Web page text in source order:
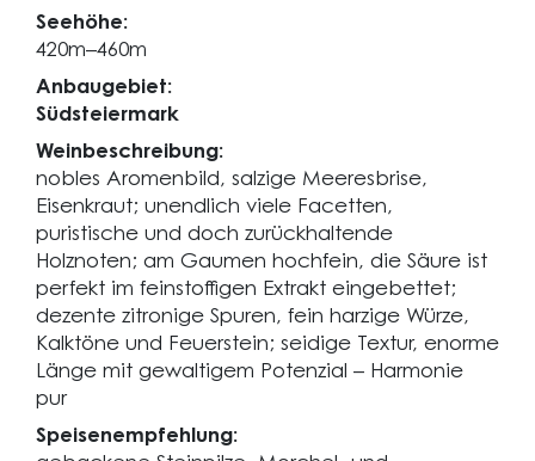
Seehöhe:
420m–460m
Anbaugebiet:
Südsteiermark
Weinbeschreibung:
nobles Aromenbild, salzige Meeresbrise,
Eisenkraut; unendlich viele Facetten,
puristische und doch zurückhaltende
Holznoten; am Gaumen hochfein, die Säure ist
perfekt im feinstoffigen Extrakt eingebettet;
dezente zitronige Spuren, fein harzige Würze,
Kalktöne und Feuerstein; seidige Textur, enorme
Länge mit gewaltigem Potenzial – Harmonie
pur
Speisenempfehlung: